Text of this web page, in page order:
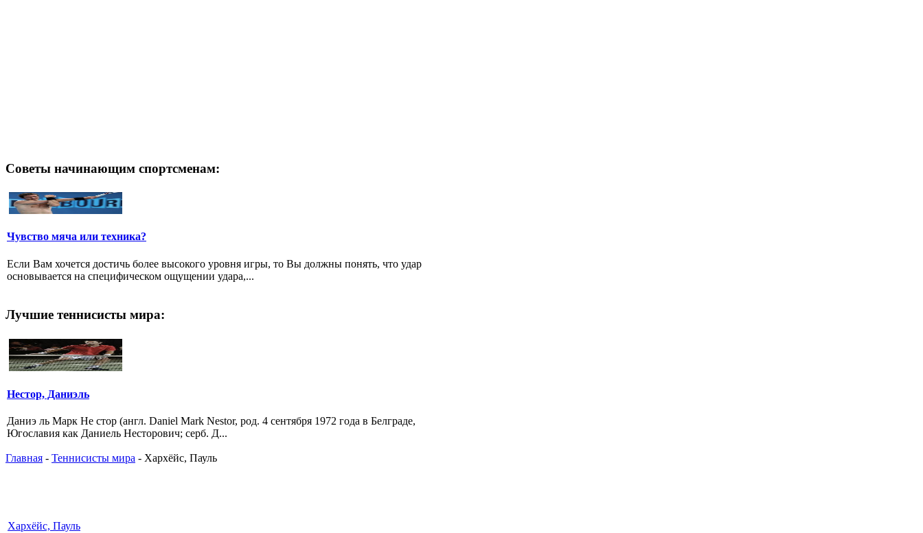
Советы начинающим спортсменам:
Чувство мяча или техника?
Если Вам хочется достичь более высокого уровня игры, то Вы должны понять, что удар
основывается на специфическом ощущении удара,...
Лучшие теннисисты мира:
Нестор, Даниэль
Даниэ ль Марк Не стор (англ. Daniel Mark Nestor, род. 4 сентября 1972 года в Белграде,
Югославия как Даниель Несторович; серб. Д...
Главная - Теннисисты мира - Хархёйс, Пауль
Хархёйс, Пауль